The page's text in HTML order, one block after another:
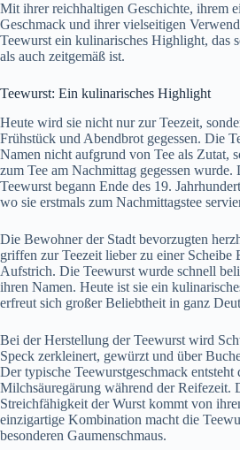
Mit ihrer reichhaltigen Geschichte, ihrem
Geschmack und ihrer vielseitigen
Teewurst ein kulinarisches Highlight, das
als auch zeitgemäß ist.
Teewurst: Ein kulinarisches Highlight
Heute wird sie nicht nur zur Teezeit,
Frühstück und Abendbrot gegessen. Die
Namen nicht aufgrund von Tee als Zutat,
zum Tee am Nachmittag gegessen wurde.
Teewurst begann Ende des 19.
wo sie erstmals zum Nachmittagstee
Die Bewohner der Stadt bevorzugten
griffen zur Teezeit lieber zu einer Scheibe
Aufstrich. Die Teewurst wurde schnell
ihren Namen. Heute ist sie ein
erfreut sich großer Beliebtheit in ganz
Bei der Herstellung der Teewurst wird
Speck zerkleinert, gewürzt und über
Der typische Teewurstgeschmack entsteht
Milchsäuregärung während der Reifezeit.
Streichfähigkeit der Wurst kommt von
einzigartige Kombination macht die
besonderen Gaumenschmaus.